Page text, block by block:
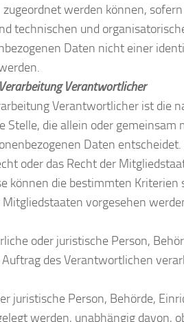
werden können,
technischen und
Daten nicht einer
Verantwortlicher
Verantwortlicher ist die
Stelle, die allein oder gemeinsam
Daten
oder das Recht der
können die bestimmten Kriterien
vorgesehen
oder juristische Person,
des Verantwortlichen
juristische Person, Behörde,
werden, unabhängig davon,